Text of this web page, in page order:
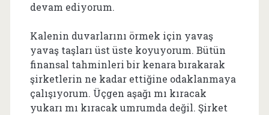
devam ediyorum.
Kalenin duvarlarını örmek için yavaş
yavaş taşları üst üste koyuyorum. Bütün
finansal tahminleri bir kenara bırakarak
şirketlerin ne kadar ettiğine odaklanmaya
çalışıyorum. Üçgen aşağı mı kıracak
yukarı mı kıracak umrumda değil. Şirket